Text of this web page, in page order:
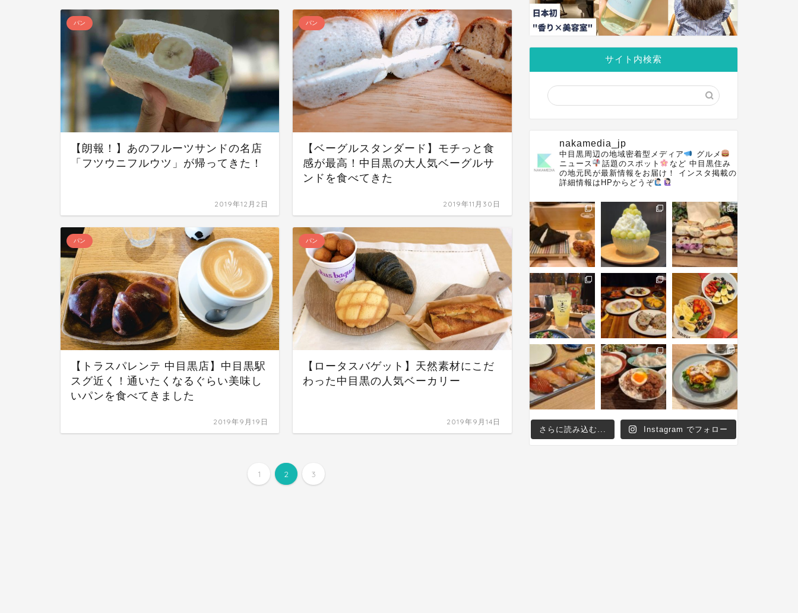
パン
【朗報！】あのフルーツサンドの名店
「フツウニフルウツ」が帰ってきた！
2019年12月2日
パン
【ベーグルスタンダード】モチっと食
感が最高！中目黒の大人気ベーグルサ
ンドを食べてきた
2019年11月30日
パン
【トラスパレンテ 中目黒店】中目黒駅
スグ近く！通いたくなるぐらい美味し
いパンを食べてきました
2019年9月19日
パン
【ロータスバゲット】天然素材にこだ
わった中目黒の人気ベーカリー
2019年9月14日
1 2 3
サイト内検索
nakamedia_jp
中目黒周辺の地域密着型メディア
グルメ
ニュース
話題のスポット など 中目黒住み
の地元民が最新情報をお届け！
インスタ掲載の
詳細情報はHPからどうぞ
さらに読み込む... Instagram でフォロー